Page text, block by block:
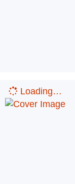
Loading…